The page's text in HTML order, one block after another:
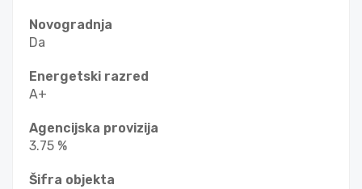
Novogradnja
Da
Energetski razred
A+
Agencijska provizija
3.75 %
Šifra objekta